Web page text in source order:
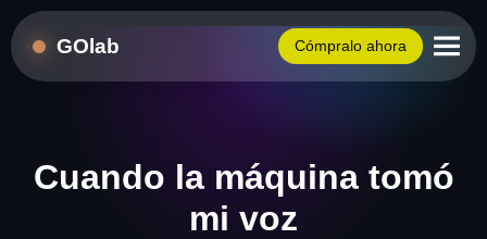
GOlab Cómpralo ahora
Cuando la máquina tomó
mi voz